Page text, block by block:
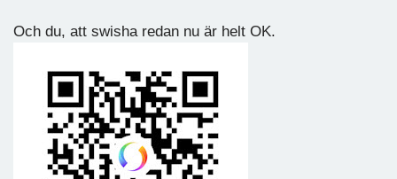
Och du, att swisha redan nu är helt OK.